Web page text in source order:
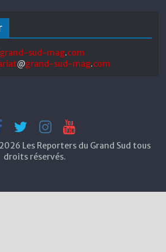
grand-sud-mag.com
@grand-sud-mag.com
Les Reporters du Grand Sud tous
droits réservés.